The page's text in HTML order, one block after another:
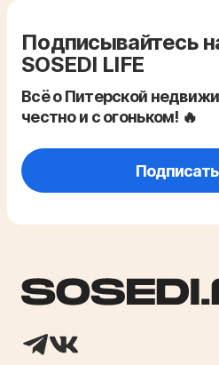
Подписывайтесь
SOSEDI LIFE
Всё о Питерской
честно и с огоньком! 🔥